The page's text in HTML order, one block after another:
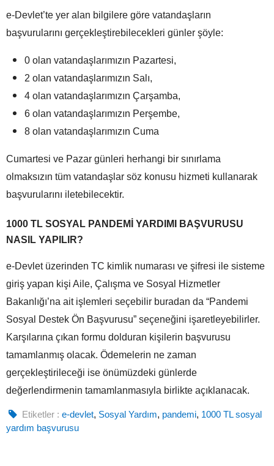
e-Devlet’te yer alan bilgilere göre vatandaşların
başvurularını gerçekleştirebilecekleri günler şöyle:
0 olan vatandaşlarımızın Pazartesi,
2 olan vatandaşlarımızın Salı,
4 olan vatandaşlarımızın Çarşamba,
6 olan vatandaşlarımızın Perşembe,
8 olan vatandaşlarımızın Cuma
Cumartesi ve Pazar günleri herhangi bir sınırlama
olmaksızın tüm vatandaşlar söz konusu hizmeti kullanarak
başvurularını iletebilecektir.
1000 TL SOSYAL PANDEMİ YARDIMI BAŞVURUSU
NASIL YAPILIR?
e-Devlet üzerinden TC kimlik numarası ve şifresi ile sisteme
giriş yapan kişi Aile, Çalışma ve Sosyal Hizmetler
Bakanlığı’na ait işlemleri seçebilir buradan da “Pandemi
Sosyal Destek Ön Başvurusu” seçeneğini işaretleyebilirler.
Karşılarına çıkan formu dolduran kişilerin başvurusu
tamamlanmış olacak. Ödemelerin ne zaman
gerçekleştirileceği ise önümüzdeki günlerde
değerlendirmenin tamamlanmasıyla birlikte açıklanacak.
Etiketler : e-devlet, Sosyal Yardım, pandemi, 1000 TL sosyal
yardım başvurusu